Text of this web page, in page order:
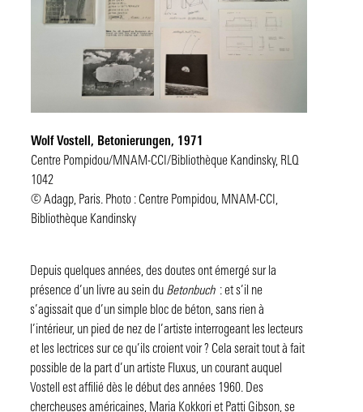
Wolf Vostell, Betonierungen, 1971
Centre Pompidou/MNAM-CCI/Bibliothèque Kandinsky, RLQ
1042
© Adagp, Paris. Photo : Centre Pompidou, MNAM-CCI,
Bibliothèque Kandinsky
Depuis quelques années, des doutes ont émergé sur la
présence d’un livre au sein du Betonbuch : et s’il ne
s’agissait que d’un simple bloc de béton, sans rien à
l’intérieur, un pied de nez de l’artiste interrogeant les lecteurs
et les lectrices sur ce qu’ils croient voir ? Cela serait tout à fait
possible de la part d’un artiste Fluxus, un courant auquel
Vostell est affilié dès le début des années 1960. Des
chercheuses américaines, Maria Kokkori et Patti Gibson, se